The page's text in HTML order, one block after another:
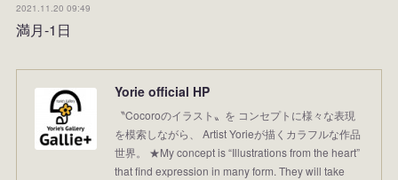
2021.11.20 09:49
満月-1日
Yorie official HP
〝Cocoroのイラスト〟を コンセプトに様々な表現
を模索しながら、 Artist Yorieが描くカラフルな作品
世界。 ★My concept is “Illustrations from the heart”
that find expression in many form. They will take